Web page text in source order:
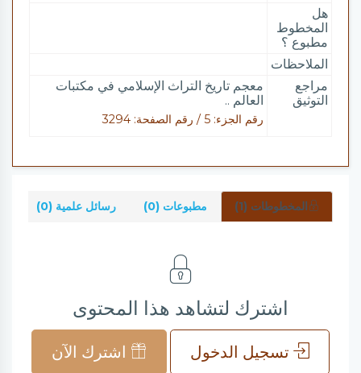
هل
المخطوط
مطبوع ؟
الملاحظات
مراجع
التوثيق
معجم تاريخ التراث الإسلامي في مكتبات
العالم ..
رقم الجزء: 5 / رقم الصفحة: 3294
المخطوطات (1) مطبوعات (0) رسائل علمية (0)
اشترك لتشاهد هذا المحتوى
تسجيل الدخول اشترك الآن